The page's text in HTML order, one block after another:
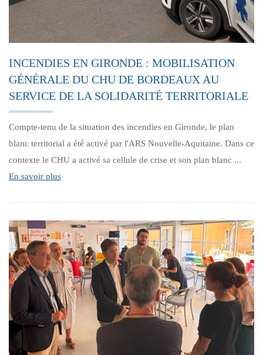
INCENDIES EN GIRONDE : MOBILISATION
GÉNÉRALE DU CHU DE BORDEAUX AU
SERVICE DE LA SOLIDARITÉ TERRITORIALE
Compte-tenu de la situation des incendies en Gironde, le plan
blanc territorial a été activé par l'ARS Nouvelle-Aquitaine. Dans ce
contexte le CHU a activé sa cellule de crise et son plan blanc ...
En savoir plus